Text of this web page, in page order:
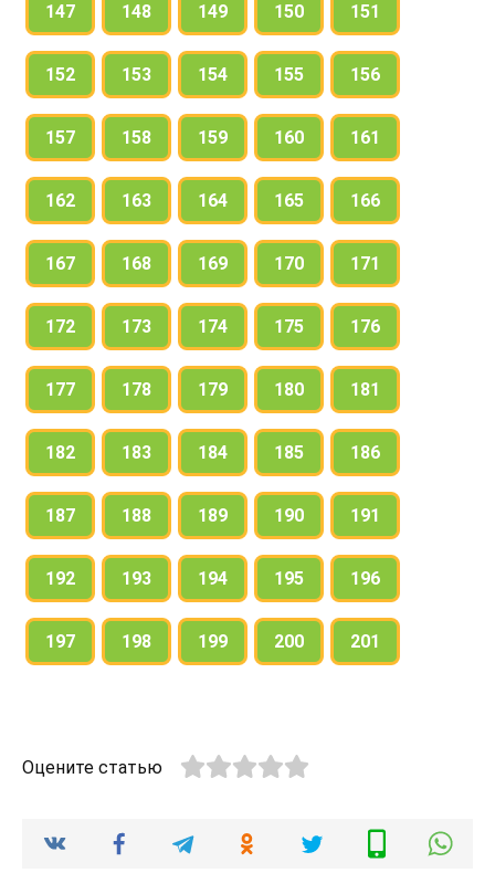
147 148 149 150 151
152 153 154 155 156
157 158 159 160 161
162 163 164 165 166
167 168 169 170 171
172 173 174 175 176
177 178 179 180 181
182 183 184 185 186
187 188 189 190 191
192 193 194 195 196
197 198 199 200 201
Оцените статью